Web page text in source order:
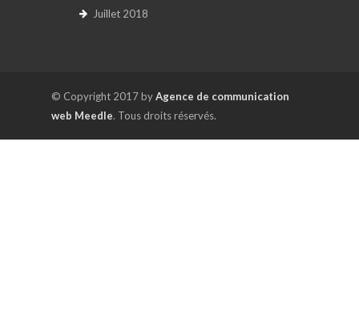
Juillet 2018
© Copyright 2017 byAgence de communication
web Meedle. Tous droits réservés.